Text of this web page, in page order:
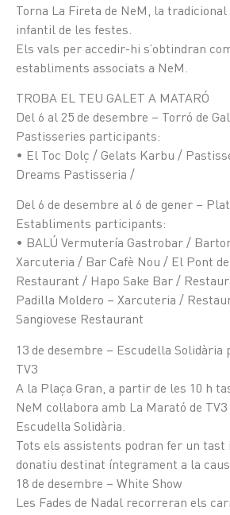
Torna La Fireta de NeM, la tradicional
infantil de les festes.
Els vals per accedir-hi s’obtindran
establiments associats a NeM.
TROBA EL TEU GALET A MATARÓ
Del 6 al 25 de desembre – Torró de
Pastisseries participants:
• El Toc Dolç / Gelats Karbu /
Dreams Pastisseria /
Del 6 de desembre al 6 de gener –
Establiments participants:
• BALÚ Vermutería Gastrobar /
Xarcuteria / Bar Cafè Nou / El Pont
Restaurant / Hapo Sake Bar /
Padilla Moldero – Xarcuteria /
Sangiovese Restaurant
13 de desembre – Escudella Solidària
TV3
A la Plaça Gran, a partir de les 10 h
NeM col·labora amb La Marató de
Escudella Solidària.
Tots els assistents podran fer un tast
donatiu destinat íntegrament a la
18 de desembre – White Show
Les Fades de Nadal recorreran els